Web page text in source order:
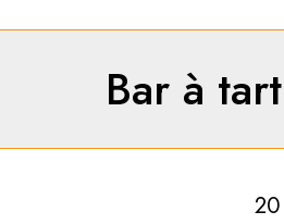
Bar à